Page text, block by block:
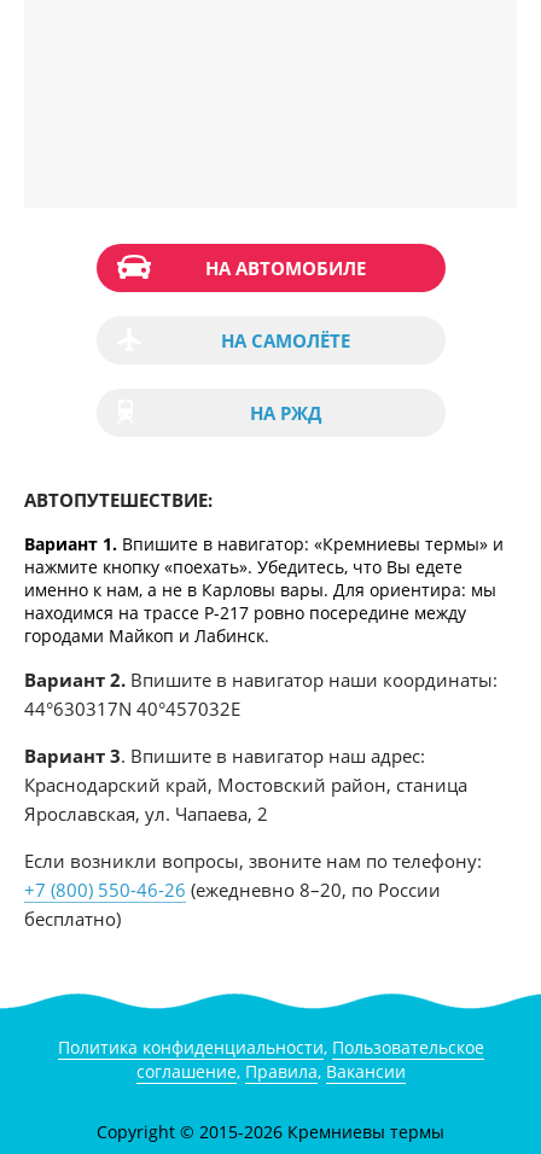
НА АВТОМОБИЛЕ
НА САМОЛЁТЕ
НА РЖД
АВТОПУТЕШЕСТВИЕ:
Вариант 1. Впишите в навигатор: «Кремниевы термы» и
нажмите кнопку «поехать». Убедитесь, что Вы едете
именно к нам, а не в Карловы вары. Для ориентира: мы
находимся на трассе P-217 ровно посередине между
городами Майкоп и Лабинск.
Вариант 2. Впишите в навигатор наши координаты:
44°630317N 40°457032E
Вариант 3. Впишите в навигатор наш адрес:
Краснодарский край, Мостовский район, станица
Ярославская, ул. Чапаева, 2
Если возникли вопросы, звоните нам по телефону:
+7 (800) 550-46-26 (ежедневно 8–20, по России
бесплатно)
Политика конфиденциальности, Пользовательское
соглашение, Правила, Вакансии
Copyright © 2015-2026 Кремниевы термы